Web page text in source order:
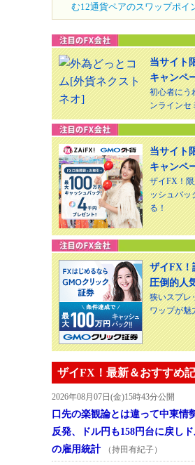
む12通貨ペアのスワップポイ
当サイト
キャンペ
初心者にう
ンラインセ
当サイト
キャンペ
ザイFX！限
ッシュバッ
る！
ザイFX！
圧倒的人
狭いスプレ
ワップが魅
ザイFX！最新＆おすすめ
2026年08月07日(金)15時43分公開
口先の楽観論とは違って中東情
反発、ドル円も158円台に戻し
の雇用統計
（持田有紀子）